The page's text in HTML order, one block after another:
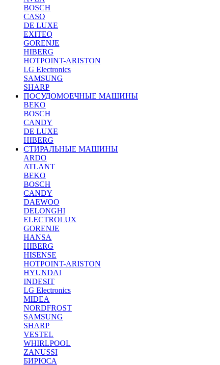
BOSCH
CASO
DE LUXE
EXITEQ
GORENJE
HIBERG
HOTPOINT-ARISTON
LG Electronics
SAMSUNG
SHARP
ПОСУДОМОЕЧНЫЕ МАШИНЫ
BEKO
BOSCH
CANDY
DE LUXE
HIBERG
СТИРАЛЬНЫЕ МАШИНЫ
ARDO
ATLANT
BEKO
BOSCH
CANDY
DAEWOO
DELONGHI
ELECTROLUX
GORENJE
HANSA
HIBERG
HISENSE
HOTPOINT-ARISTON
HYUNDAI
INDESIT
LG Electronics
MIDEA
NORDFROST
SAMSUNG
SHARP
VESTEL
WHIRLPOOL
ZANUSSI
БИРЮСА